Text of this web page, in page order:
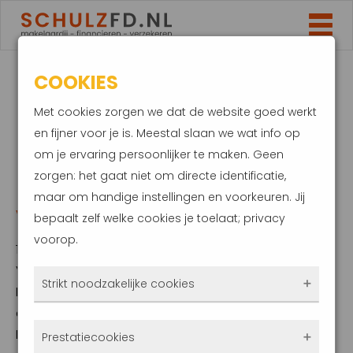
DYNAMISCHE
ENERGIECONTRACTEN
IN TREK. OOK IETS
VOOR JOU?
15 april 2024
Vorig jaar kon je bij 20 van de in totaal 49
Nederlandse energieleveranciers een
dynamisch energiecontract afsluiten.
Inmiddels zijn dit er al 30. Deze toename is
COOKIES
Met cookies zorgen we dat de website goed werkt
en fijner voor je is. Meestal slaan we wat info op
om je ervaring persoonlijker te maken. Geen
zorgen: het gaat niet om directe identificatie,
maar om handige instellingen en voorkeuren. Jij
bepaalt zelf welke cookies je toelaat; privacy
voorop.
Strikt noodzakelijke cookies
Prestatiecookies